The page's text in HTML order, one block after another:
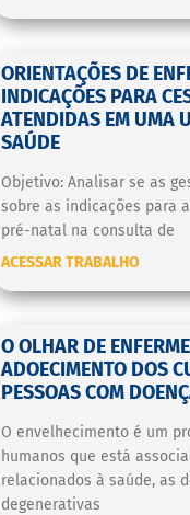
ORIENTAÇÕES DE
INDICAÇÕES PARA
ATENDIDAS EM UMA
SAÚDE
Objetivo: Analisar se as
sobre as indicações para
pré-natal na consulta de
ACESSAR TRABALHO
O OLHAR DE
ADOECIMENTO DOS
PESSOAS COM
O envelhecimento é um
humanos que está
relacionados à saúde, as
degenerativas